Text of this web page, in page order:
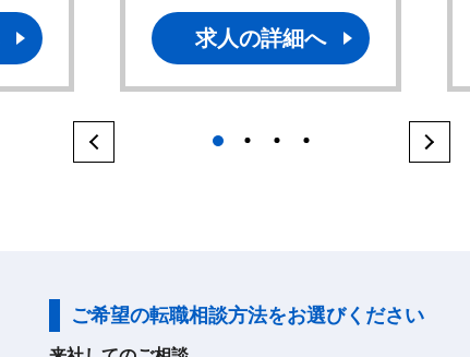
求人の詳細へ
1
ご希望の転職相談方法をお選びください